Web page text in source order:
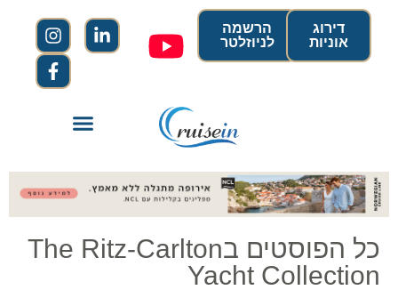
הרשמה
לניוזלטר
דירוג
אוניות
כל הפוסטים בThe Ritz-Carlton
Yacht Collection